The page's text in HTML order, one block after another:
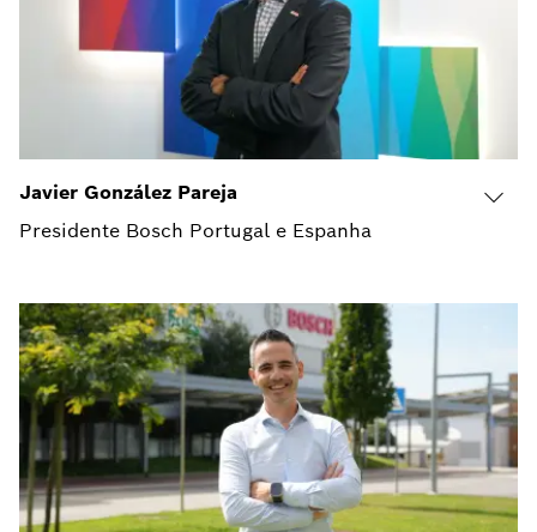
Javier González Pareja
Presidente Bosch Portugal e Espanha